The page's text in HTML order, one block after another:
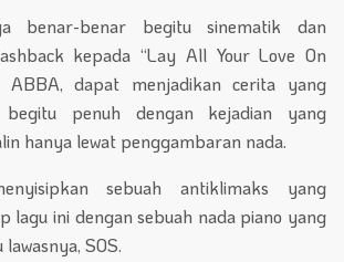
benar-benar begitu sinematik dan
kepada “Lay All Your Love On
ABBA, dapat menjadikan cerita yang
penuh dengan kejadian yang
hanya lewat penggambaran nada.
sebuah antiklimaks yang
lagu ini dengan sebuah nada piano yang
SOS.